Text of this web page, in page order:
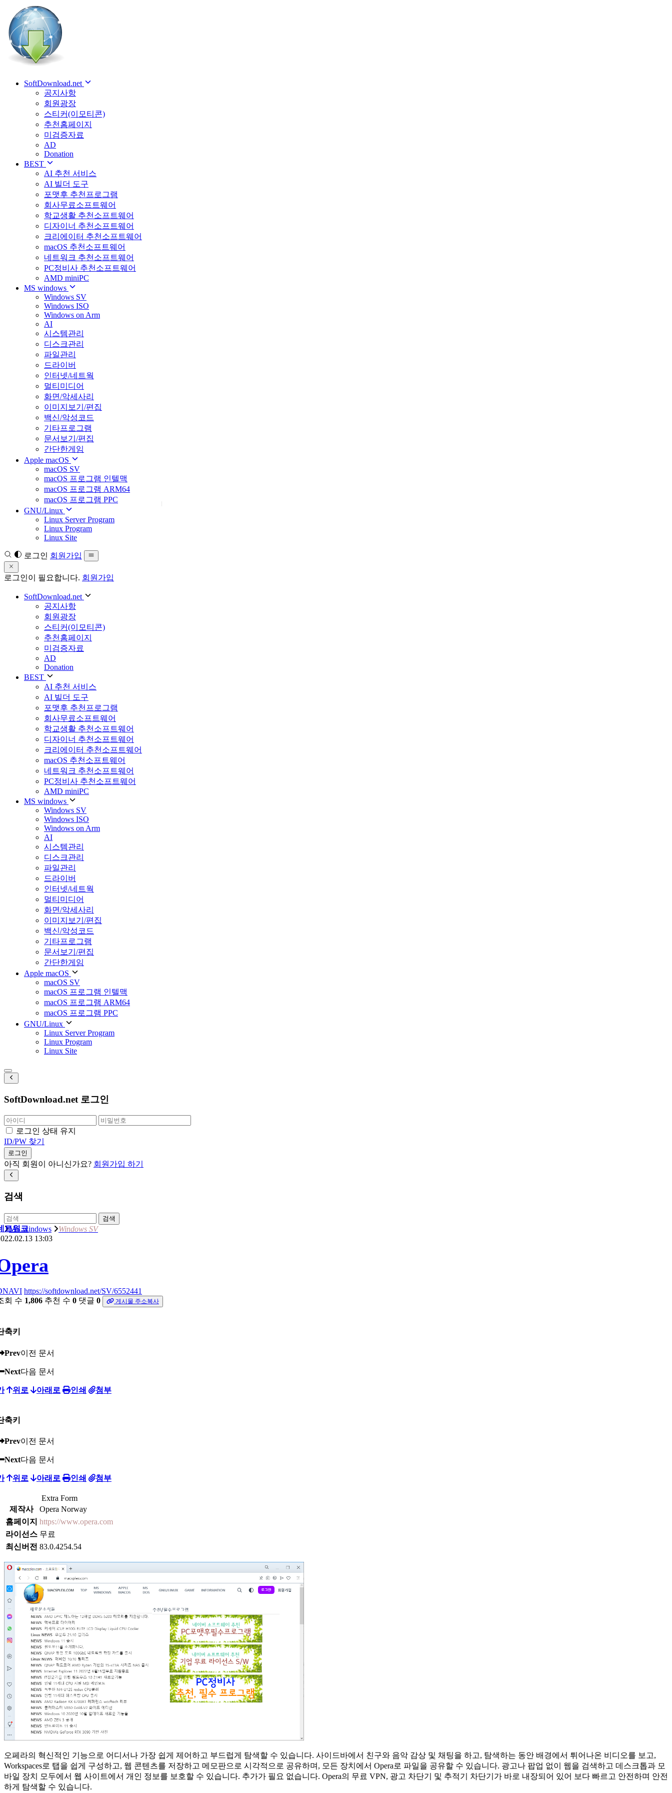
SoftDownload.net
공지사항
회원광장
스티커(이모티콘)
추천홈페이지
미검증자료
AD
Donation
BEST
AI 추천 서비스
AI 빌더 도구
포맷후 추천프로그램
회사무료소프트웨어
학교생활 추천소프트웨어
디자이너 추천소프트웨어
크리에이터 추천소프트웨어
macOS 추천소프트웨어
네트워크 추천소프트웨어
PC정비사 추천소프트웨어
AMD miniPC
MS windows
Windows SV
Windows ISO
Windows on Arm
AI
시스템관리
디스크관리
파일관리
드라이버
인터넷/네트웍
멀티미디어
화면/악세사리
이미지보기/편집
백신/악성코드
기타프로그램
문서보기/편집
간단한게임
Apple macOS
macOS SV
macOS 프로그램 인텔맥
macOS 프로그램 ARM64
macOS 프로그램 PPC
GNU/Linux
Linux Server Program
Linux Program
Linux Site
로그인 회원가입
로그인이 필요합니다. 회원가입
SoftDownload.net
공지사항
회원광장
스티커(이모티콘)
추천홈페이지
미검증자료
AD
Donation
BEST
AI 추천 서비스
AI 빌더 도구
포맷후 추천프로그램
회사무료소프트웨어
학교생활 추천소프트웨어
디자이너 추천소프트웨어
크리에이터 추천소프트웨어
macOS 추천소프트웨어
네트워크 추천소프트웨어
PC정비사 추천소프트웨어
AMD miniPC
MS windows
Windows SV
Windows ISO
Windows on Arm
AI
시스템관리
디스크관리
파일관리
드라이버
인터넷/네트웍
멀티미디어
화면/악세사리
이미지보기/편집
백신/악성코드
기타프로그램
문서보기/편집
간단한게임
Apple macOS
macOS SV
macOS 프로그램 인텔맥
macOS 프로그램 ARM64
macOS 프로그램 PPC
GNU/Linux
Linux Server Program
Linux Program
Linux Site
SoftDownload.net 로그인
로그인 상태 유지
ID/PW 찾기
로그인
아직 회원이 아니신가요? 회원가입 하기
검색
검색
MS windows Windows SV
트워크
13:03
https://softdownload.net/SV/6552441
회 수 1,806 추천 수 0 댓글 0 게시물 주소복사
축키
Prev이전 문서
Next다음 문서
위로 아래로 인쇄 첨부
축키
Prev이전 문서
Next다음 문서
위로 아래로 인쇄 첨부
Extra Form
제작사
Opera Norway
홈페이지 https://www.opera.com
라이선스 무료
최신버전 83.0.4254.54
오페라의 혁신적인 기능으로 어디서나 가장 쉽게 제어하고 부드럽게 탐색할 수 있습니다. 사이드바에서 친구와 음악 감상 및 채팅을 하고, 탐색하는 동안 배경에서 튀어나온 비디오를 보고,
Workspaces로 탭을 쉽게 구성하고, 웹 콘텐츠를 저장하고 메모판으로 시각적으로 공유하며, 모든 장치에서 Opera로 파일을 공유할 수 있습니다. 광고나 팝업 없이 웹을 검색하고 데스크톱과 모
바일 장치 모두에서 웹 사이트에서 개인 정보를 보호할 수 있습니다. 추가가 필요 없습니다. Opera의 무료 VPN, 광고 차단기 및 추적기 차단기가 바로 내장되어 있어 보다 빠르고 안전하며 안전
하게 탐색할 수 있습니다.